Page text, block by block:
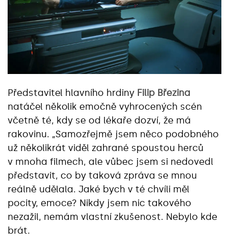
Představitel hlavního hrdiny Filip Březina
natáčel několik emočně vyhrocených scén
včetně té, kdy se od lékaře dozví, že má
rakovinu. „Samozřejmě jsem něco podobného
už několikrát viděl zahrané spoustou herců
v mnoha filmech, ale vůbec jsem si nedovedl
představit, co by taková zpráva se mnou
reálně udělala. Jaké bych v té chvíli měl
pocity, emoce? Nikdy jsem nic takového
nezažil, nemám vlastní zkušenost. Nebylo kde
brát.